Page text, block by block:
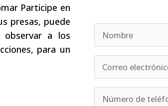
Participe en
presas, puede
a los
para un